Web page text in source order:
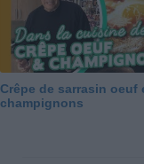
Crêpe de sarrasin oeuf
champignons